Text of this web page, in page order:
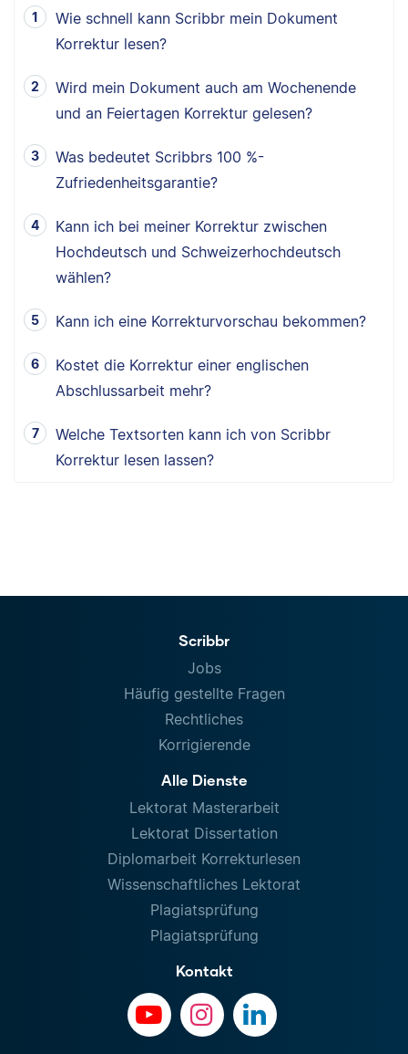
Wie schnell kann Scribbr mein Dokument
Korrektur lesen?
Wird mein Dokument auch am Wochenende
und an Feiertagen Korrektur gelesen?
Was bedeutet Scribbrs 100 %-
Zufriedenheitsgarantie?
Kann ich bei meiner Korrektur zwischen
Hochdeutsch und Schweizerhochdeutsch
wählen?
Kann ich eine Korrekturvorschau bekommen?
Kostet die Korrektur einer englischen
Abschlussarbeit mehr?
Welche Textsorten kann ich von Scribbr
Korrektur lesen lassen?
Scribbr
Jobs
Häufig gestellte Fragen
Rechtliches
Korrigierende
Alle Dienste
Lektorat Masterarbeit
Lektorat Dissertation
Diplomarbeit Korrekturlesen
Wissenschaftliches Lektorat
Plagiatsprüfung
Plagiatsprüfung
Kontakt